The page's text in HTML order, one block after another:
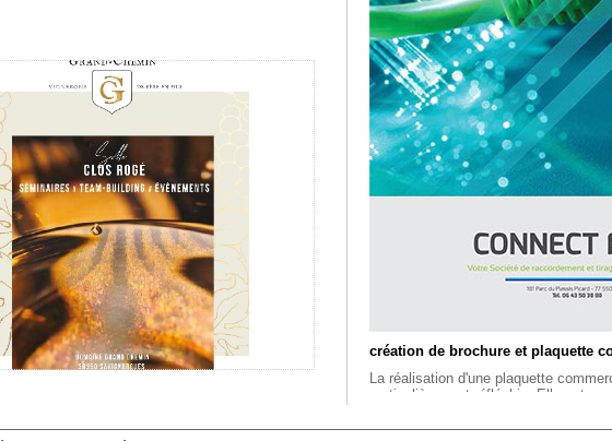
création de brochure et plaquette
La réalisation d'une plaquette
particulièrement réfléchie. Elle est un
, une réflexion sur votre stratégie et